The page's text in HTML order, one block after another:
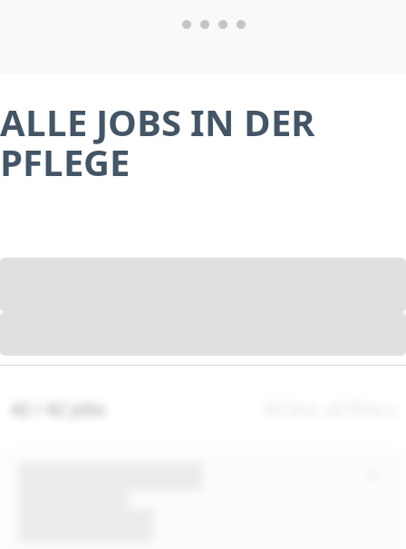
ALLE JOBS IN DER
PFLEGE
42 / 42 jobs